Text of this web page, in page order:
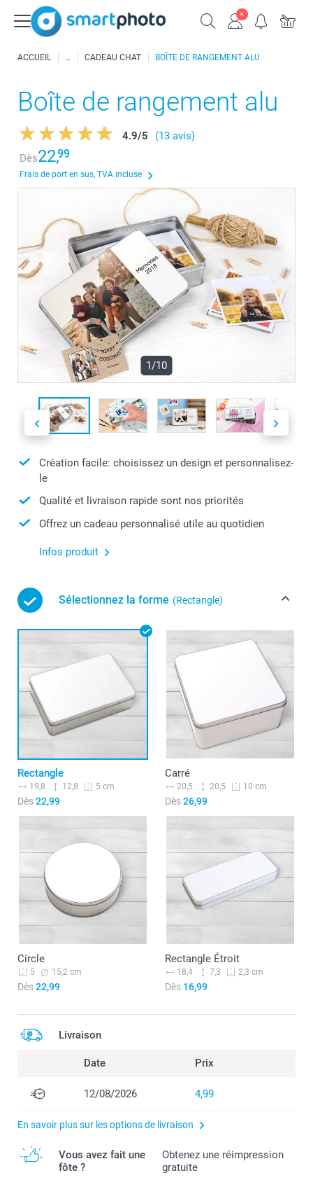
ACCUEIL CADEAU CHAT BOÎTE DE RANGEMENT ALU
Boîte de rangement alu
4.9/5
(13 avis)
Dès22,99
Frais de port en sus, TVA incluse
1/10
Création facile: choisissez un design et personnalisez-
le
Qualité et livraison rapide sont nos priorités
Offrez un cadeau personnalisé utile au quotidien
Infos produit
Sélectionnez la forme (Rectangle)
Rectangle
19,8 12,8 5 cm
Dès22,99
Carré
20,5 20,5 10 cm
Dès26,99
Circle
5 15,2 cm
Dès22,99
Rectangle Étroit
18,4 7,3 2,3 cm
Dès16,99
Livraison
Date Prix
12/08/2026 4,99
En savoir plus sur les options de livraison
Vous avez fait une
fôte ?
Obtenez une réimpression
gratuite